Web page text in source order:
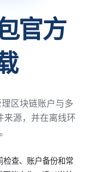
官方
区块链账户与多
来源，并在离线环
查、账户备份和常